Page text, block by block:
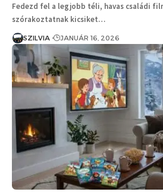
Fedezd fel a legjobb téli, havas családi
szórakoztatnak kicsiket…
SZILVIA JANUÁR 16, 2026